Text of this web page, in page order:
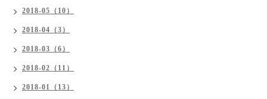
2018-05（10）
2018-04（3）
2018-03（6）
2018-02（11）
2018-01（13）